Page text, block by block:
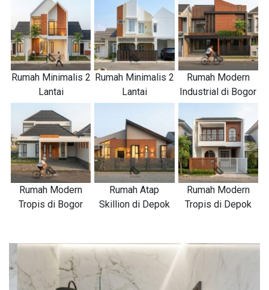
Rumah Minimalis 2
Lantai
Rumah Minimalis 2
Lantai
Rumah Modern
Industrial di Bogor
Rumah Modern
Tropis di Bogor
Rumah Atap
Skillion di Depok
Rumah Modern
Tropis di Depok